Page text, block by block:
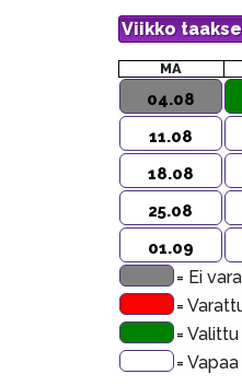
MA
04.08
11.08
18.08
25.08
01.09
= Ei
=
=
= Vapaa